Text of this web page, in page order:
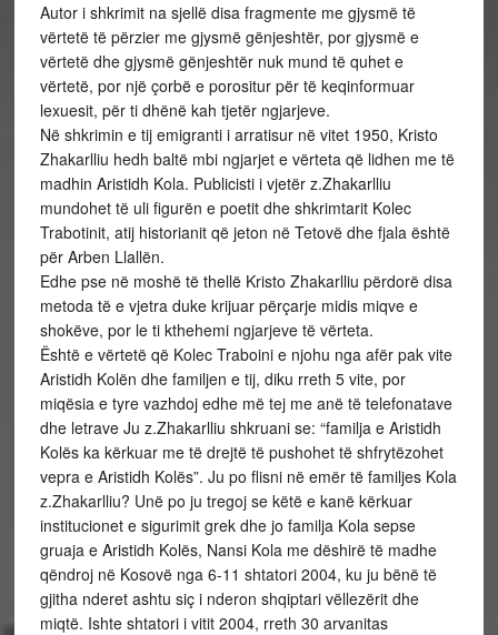
Autor i shkrimit na sjellë disa fragmente me gjysmë të
vërtetë të përzier me gjysmë gënjeshtër, por gjysmë e
vërtetë dhe gjysmë gënjeshtër nuk mund të quhet e
vërtetë, por një çorbë e porositur për të keqinformuar
lexuesit, për ti dhënë kah tjetër ngjarjeve.
Në shkrimin e tij emigranti i arratisur në vitet 1950, Kristo
Zhakarlliu hedh baltë mbi ngjarjet e vërteta që lidhen me të
madhin Aristidh Kola. Publicisti i vjetër z.Zhakarlliu
mundohet të uli figurën e poetit dhe shkrimtarit Kolec
Trabotinit, atij historianit që jeton në Tetovë dhe fjala është
për Arben Llallën.
Edhe pse në moshë të thellë Kristo Zhakarlliu përdorë disa
metoda të e vjetra duke krijuar përçarje midis miqve e
shokëve, por le ti kthehemi ngjarjeve të vërteta.
Është e vërtetë që Kolec Traboini e njohu nga afër pak vite
Aristidh Kolën dhe familjen e tij, diku rreth 5 vite, por
miqësia e tyre vazhdoj edhe më tej me anë të telefonatave
dhe letrave Ju z.Zhakarlliu shkruani se: “familja e Aristidh
Kolës ka kërkuar me të drejtë të pushohet të shfrytëzohet
vepra e Aristidh Kolës”. Ju po flisni në emër të familjes Kola
z.Zhakarlliu? Unë po ju tregoj se këtë e kanë kërkuar
institucionet e sigurimit grek dhe jo familja Kola sepse
gruaja e Aristidh Kolës, Nansi Kola me dëshirë të madhe
qëndroj në Kosovë nga 6-11 shtatori 2004, ku ju bënë të
gjitha nderet ashtu siç i nderon shqiptari vëllezërit dhe
miqtë. Ishte shtatori i vitit 2004, rreth 30 arvanitas